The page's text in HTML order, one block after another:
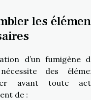
les
d’un fumigène
des
avant toute
de :